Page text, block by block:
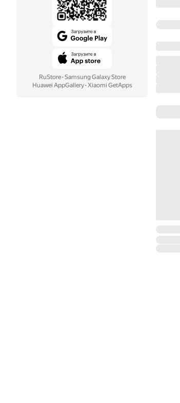
RuStore· Samsung Galaxy Store
Huawei AppGallery· Xiaomi GetApps